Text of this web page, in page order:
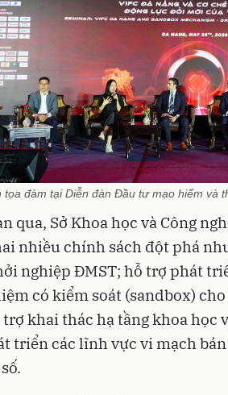
tọa đàm tại Diễn đàn Đầu tư mạo hiểm và
qua, Sở Khoa học và Công
nhiều chính sách đột phá
nghiệp ĐMST; hỗ trợ phát
có kiểm soát (sandbox)
khai thác hạ tầng khoa học
triển các lĩnh vực vi mạch